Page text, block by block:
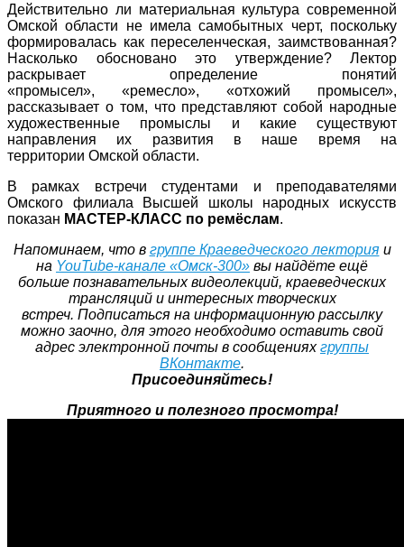
Действительно ли материальная культура современной
Омской области не имела самобытных черт, поскольку
формировалась как переселенческая, заимствованная?
Насколько обосновано это утверждение? Лектор
раскрывает определение понятий
«промысел», «ремесло», «отхожий промысел»,
рассказывает о том, что представляют собой народные
художественные промыслы и какие существуют
направления их развития в наше время на
территории Омской области.
В рамках встречи студентами и преподавателями
Омского филиала Высшей школы народных искусств
показан МАСТЕР-КЛАСС по ремёслам.
Напоминаем, что в группе Краеведческого лекторияи
на YouTube-канале «Омск-300» вы найдёте ещё
больше познавательных видеолекций, краеведческих
трансляций и интересных творческих
встреч. Подписаться на информационную рассылку
можно заочно, для этого необходимо оставить свой
адрес электронной почты в сообщенияхгруппы
ВКонтакте.
Присоединяйтесь!
Приятного и полезного просмотра!